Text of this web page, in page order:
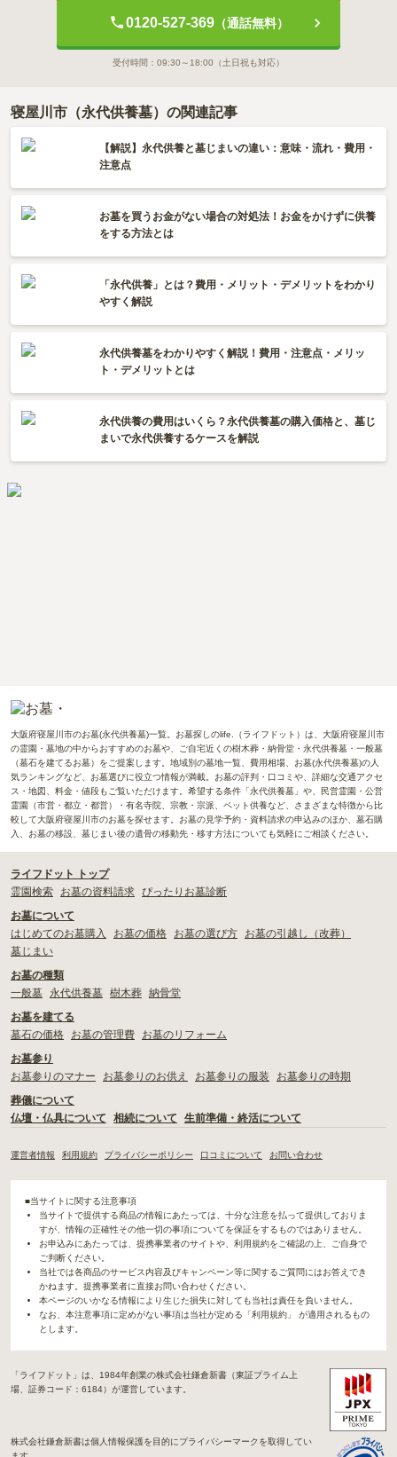
0120-527-369（通話無料）
受付時間： 09:30～18:00 （土日祝も対応）
寝屋川市（永代供養墓）の関連記事
【解説】永代供養と墓じまいの違い：意味・流れ・費用・
注意点
お墓を買うお金がない場合の対処法！お金をかけずに供養
をする方法とは
「永代供養」とは？費用・メリット・デメリットをわかり
やすく解説
永代供養墓をわかりやすく解説！費用・注意点・メリッ
ト・デメリットとは
永代供養の費用はいくら？永代供養墓の購入価格と、墓じ
まいで永代供養するケースを解説
大阪府寝屋川市のお墓(永代供養墓)一覧。お墓探しのlife.（ライフドット）は、大阪府寝屋川市
の霊園・墓地の中からおすすめのお墓や、ご自宅近くの樹木葬・納骨堂・永代供養墓・一般墓
（墓石を建てるお墓）をご提案します。地域別の墓地一覧、費用相場、お墓(永代供養墓)の人
気ランキングなど、お墓選びに役立つ情報が満載。お墓の評判・口コミや、詳細な交通アクセ
ス・地図、料金・値段もご覧いただけます。希望する条件「永代供養墓」や、民営霊園・公営
霊園（市営・都立・都営）・有名寺院、宗教・宗派、ペット供養など、さまざまな特徴から比
較して大阪府寝屋川市のお墓を探せます。お墓の見学予約・資料請求の申込みのほか、墓石購
入、お墓の移設、墓じまい後の遺骨の移動先・移す方法についても気軽にご相談ください。
ライフドット トップ
霊園検索
お墓の資料請求 ぴったりお墓診断
お墓について
はじめてのお墓購入
お墓の価格 お墓の選び方
お墓の引越し（改葬）
墓じまい
お墓の種類
一般墓
永代供養墓 樹木葬 納骨堂
お墓を建てる
墓石の価格
お墓の管理費
お墓のリフォーム
お墓参り
お墓参りのマナー
お墓参りのお供え お墓参りの服装
お墓参りの時期
葬儀について
仏壇・仏具について
相続について 生前準備・終活について
運営者情報 利用規約 プライバシーポリシー 口コミについて お問い合わせ
■当サイトに関する注意事項
当サイトで提供する商品の情報にあたっては、十分な注意を払って提供しておりま
すが、情報の正確性その他一切の事項についてを保証をするものではありません。
お申込みにあたっては、提携事業者のサイトや、利用規約をご確認の上、ご自身で
ご判断ください。
当社では各商品のサービス内容及びキャンペーン等に関するご質問にはお答えでき
かねます。提携事業者に直接お問い合わせください。
本ページのいかなる情報により生じた損失に対しても当社は責任を負いません。
なお、本注意事項に定めがない事項は当社が定める「利用規約」 が適用されるもの
とします。
「ライフドット」は、1984年創業の株式会社鎌倉新書（東証プライム上
場、証券コード：6184）が運営しています。
株式会社鎌倉新書は個人情報保護を目的にプライバシーマークを取得してい